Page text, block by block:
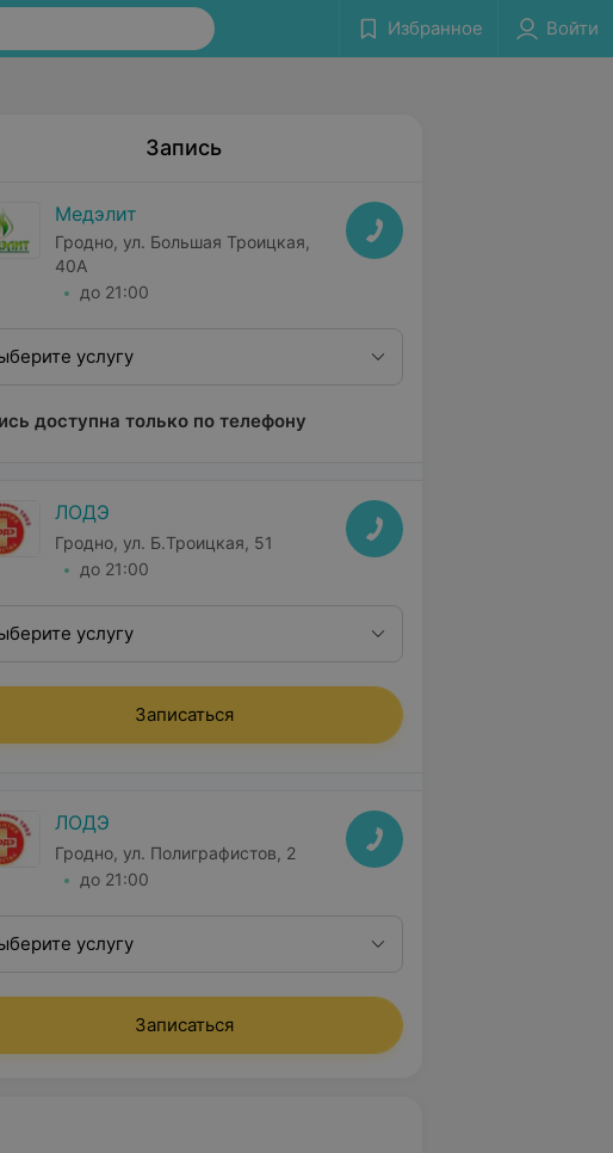
Избранное Войти
Запись
Медэлит
Гродно, ул. Большая Троицкая,
40А
до 21:00
услугу
доступна только по телефону
ЛОДЭ
Гродно, ул. Б.Троицкая, 51
до 21:00
услугу
Записаться
ЛОДЭ
Гродно, ул. Полиграфистов, 2
до 21:00
услугу
Записаться